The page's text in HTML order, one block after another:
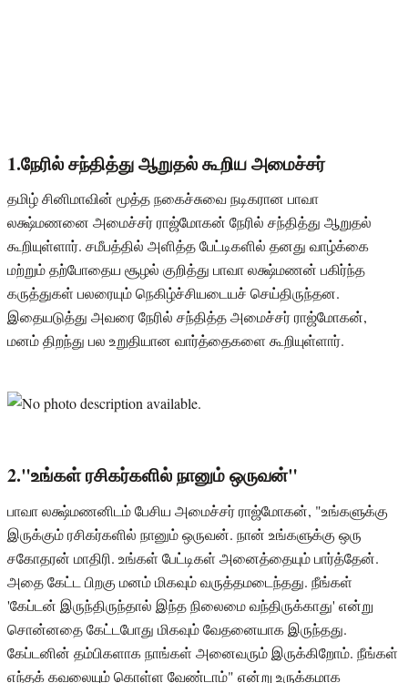
1.நேரில் சந்தித்து ஆறுதல் கூறிய அமைச்சர்
தமிழ் சினிமாவின் மூத்த நகைச்சுவை நடிகரான பாவா
லக்ஷ்மணனை அமைச்சர் ராஜ்மோகன் நேரில் சந்தித்து ஆறுதல்
கூறியுள்ளார். சமீபத்தில் அளித்த பேட்டிகளில் தனது வாழ்க்கை
மற்றும் தற்போதைய சூழல் குறித்து பாவா லக்ஷ்மணன் பகிர்ந்த
கருத்துகள் பலரையும் நெகிழ்ச்சியடையச் செய்திருந்தன.
இதையடுத்து அவரை நேரில் சந்தித்த அமைச்சர் ராஜ்மோகன்,
மனம் திறந்து பல உறுதியான வார்த்தைகளை கூறியுள்ளார்.
2."உங்கள் ரசிகர்களில் நானும் ஒருவன்"
பாவா லக்ஷ்மணனிடம் பேசிய அமைச்சர் ராஜ்மோகன், "உங்களுக்கு
இருக்கும் ரசிகர்களில் நானும் ஒருவன். நான் உங்களுக்கு ஒரு
சகோதரன் மாதிரி. உங்கள் பேட்டிகள் அனைத்தையும் பார்த்தேன்.
அதை கேட்ட பிறகு மனம் மிகவும் வருத்தமடைந்தது. நீங்கள்
'கேப்டன் இருந்திருந்தால் இந்த நிலைமை வந்திருக்காது' என்று
சொன்னதை கேட்டபோது மிகவும் வேதனையாக இருந்தது.
கேப்டனின் தம்பிகளாக நாங்கள் அனைவரும் இருக்கிறோம். நீங்கள்
எந்தக் கவலையும் கொள்ள வேண்டாம்" என்று உருக்கமாக